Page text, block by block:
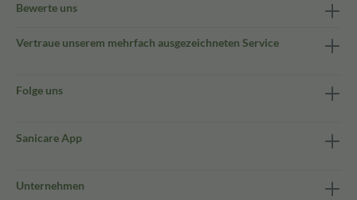
Bewerte uns
Vertraue unserem mehrfach ausgezeichneten Service
Folge uns
Sanicare App
Unternehmen